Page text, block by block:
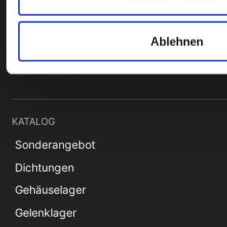
Ablehnen
Papegøjevej 7, DK-6270 Tønder
KATALOG
Sonderangebot
Dichtungen
Gehäuselager
Gelenklager